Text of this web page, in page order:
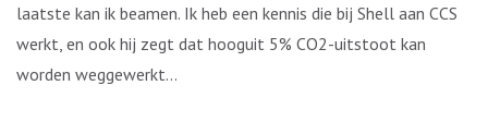
laatste kan ik beamen. Ik heb een kennis die bij Shell aan CCS
werkt, en ook hij zegt dat hooguit 5% CO2-uitstoot kan
worden weggewerkt…